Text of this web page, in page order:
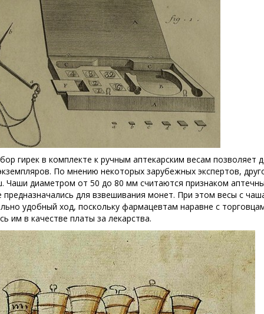
гирек в комплекте к ручным аптекарским весам позволяет
По мнению некоторых зарубежных экспертов,
Чаши диаметром от 50 до 80 мм считаются признаком
предназначались для взвешивания монет. При этом весы с
удобный ход, поскольку фармацевтам наравне с
им в качестве платы за лекарства.